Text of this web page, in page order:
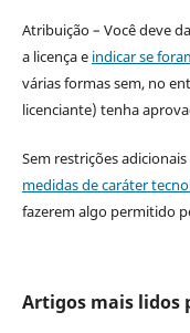
Atribuição – Você deve
a licença e indicar se
várias formas sem, no
licenciante) tenha
Sem restrições
medidas de caráter
fazerem algo permitido
Artigos mais lidos